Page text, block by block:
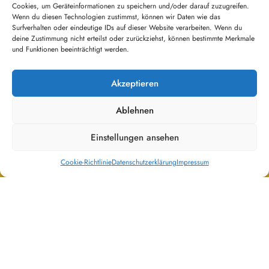
Cookies, um Geräteinformationen zu speichern und/oder darauf zuzugreifen.
Wenn du diesen Technologien zustimmst, können wir Daten wie das
Surfverhalten oder eindeutige IDs auf dieser Website verarbeiten. Wenn du
deine Zustimmung nicht erteilst oder zurückziehst, können bestimmte Merkmale
und Funktionen beeinträchtigt werden.
Akzeptieren
Ablehnen
Einstellungen ansehen
Cookie-RichtlinieDatenschutzerklärungImpressum
Besucher heute:
212
Besucher gestern:
245
119.501
Haftungsausschluß
Cookie-Richtlinie (EU)